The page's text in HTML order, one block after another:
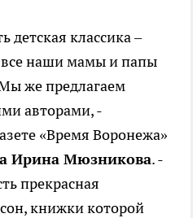
детская классика –
наши мамы и папы
же предлагаем
авторами, -
«Время Воронежа»
Ирина Мюзникова. -
прекрасная
книжки которой